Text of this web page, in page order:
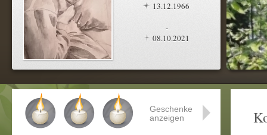
13.12.1966
-
08.10.2021
Geschenke
anzeigen